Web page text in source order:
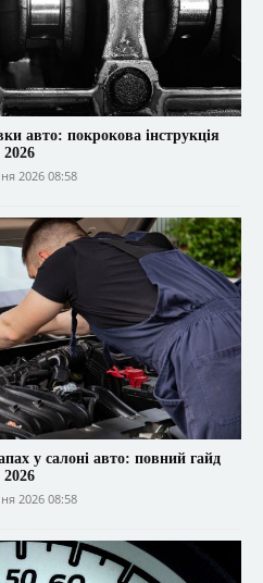
авто: покрокова інструкція
2026
2026 08:58
у салоні авто: повний гайд
2026
2026 08:58